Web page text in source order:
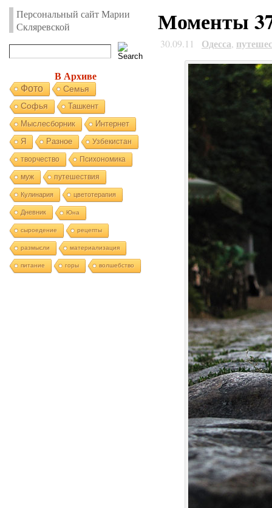
Персональный сайт Марии
Скляревской
В Архиве
Фото Семья
Софья
Ташкент
Мыслесборник
Интернет
Я Разное Узбекистан
творчество Психономика
муж путешествия
Кулинария цветотерапия
Дневник Юна
сыроедение рецепты
размысли материализация
питание горы волшебство
Моменты
30.09.11 Одесса,